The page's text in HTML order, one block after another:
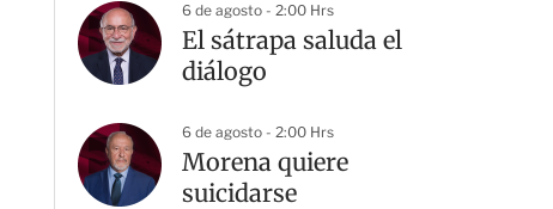
6 de agosto - 2:00 Hrs
El sátrapa saluda el
diálogo
6 de agosto - 2:00 Hrs
Morena quiere
suicidarse